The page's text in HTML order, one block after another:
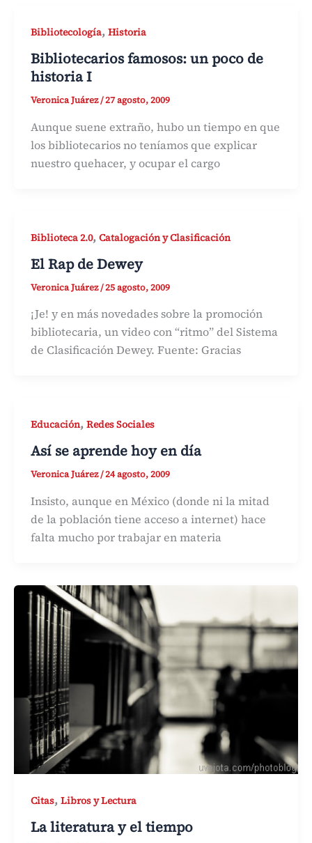
Bibliotecología, Historia
Bibliotecarios famosos: un poco de
historia I
Veronica Juárez/27 agosto, 2009
Aunque suene extraño, hubo un tiempo en que
los bibliotecarios no teníamos que explicar
nuestro quehacer, y ocupar el cargo
Biblioteca 2.0, Catalogación y Clasificación
El Rap de Dewey
Veronica Juárez/25 agosto, 2009
¡Je! y en más novedades sobre la promoción
bibliotecaria, un video con “ritmo” del Sistema
de Clasificación Dewey. Fuente: Gracias
Educación, Redes Sociales
Así se aprende hoy en día
Veronica Juárez/24 agosto, 2009
Insisto, aunque en México (donde ni la mitad
de la población tiene acceso a internet) hace
falta mucho por trabajar en materia
Citas, Libros y Lectura
La literatura y el tiempo